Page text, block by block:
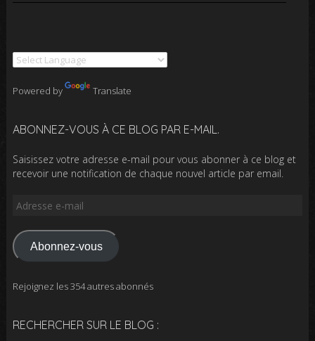
Powered by Translate
ABONNEZ-VOUS À CE BLOG PAR E-MAIL.
Saisissez votre adresse e-mail pour vous abonner à ce blog et
recevoir une notification de chaque nouvel article par email.
Adresse
mail
Abonnez-vous
Rejoignez les 354 autres abonnés
RECHERCHER SUR LE BLOG :